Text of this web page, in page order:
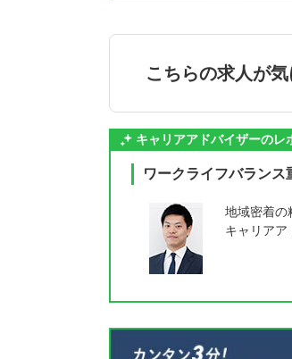
こちらの求人が
キャリアアドバイザーのレ
ワークライフバランス
地域密着の
キャリア